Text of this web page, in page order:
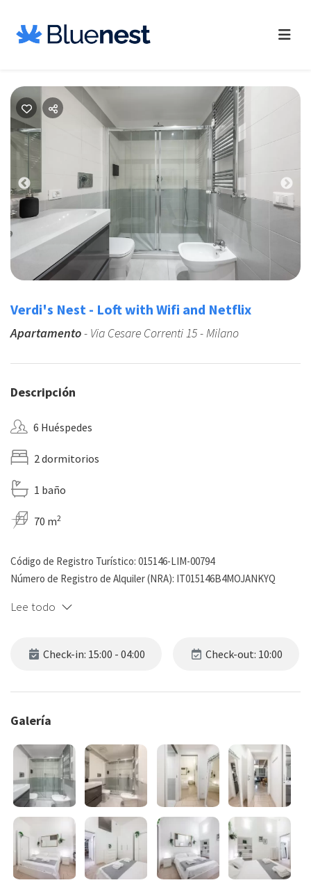
Previous
Verdi's Nest - Loft with Wifi and Netflix
Apartamento- Via Cesare Correnti 15 - Milano
Descripción
6 Huéspedes
2 dormitorios
1 baño
70 m2
Código de Registro Turístico: 015146-LIM-00794
Número de Registro de Alquiler (NRA): IT015146B4MOJANKYQ
Lee todo
Check-in: 15:00 - 04:00 Check-out: 10:00
Galería